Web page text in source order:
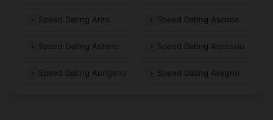
Speed Dating Arzo Speed Dating Ascona
Speed Dating Astano Speed Dating Auressio
Speed Dating Aurigeno Speed Dating Avegno